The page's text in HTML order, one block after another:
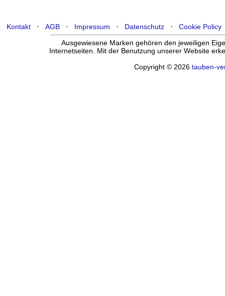
Kontakt· AGB· Impressum · Datenschutz· Cookie Policy
Ausgewiesene Marken gehören den jeweiligen
Internetseiten. Mit der Benutzung unserer Website
Copyright © 2026 tauben-